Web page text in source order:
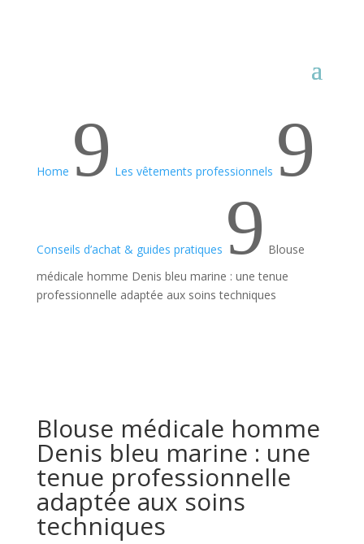
Home 9 Les vêtements professionnels 9
Conseils d’achat & guides pratiques 9 Blouse
médicale homme Denis bleu marine : une tenue
professionnelle adaptée aux soins techniques
Blouse médicale homme
Denis bleu marine : une
tenue professionnelle
adaptée aux soins
techniques